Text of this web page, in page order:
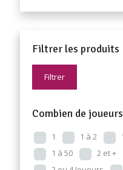
Filtrer les produits
Filtrer
Combien de joueurs
1 1 à 2
1 à 50
2 et +